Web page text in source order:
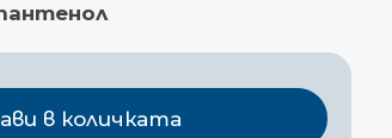
в количката